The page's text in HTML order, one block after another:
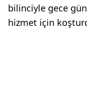
bilinciyle gece
hizmet için